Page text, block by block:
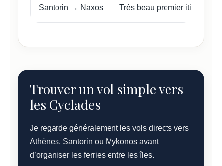
Santorin → Naxos Très beau premier itinéraire
Trouver un vol simple vers
les Cyclades
Je regarde généralement les vols directs vers
Athènes, Santorin ou Mykonos avant
d’organiser les ferries entre les îles.